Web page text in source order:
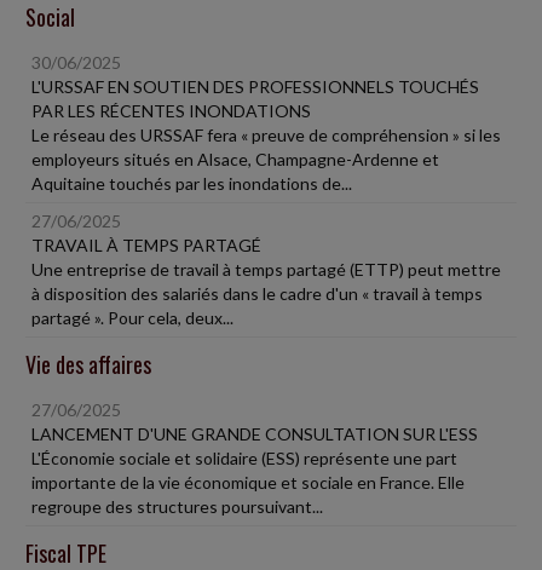
Social
30/06/2025
L'URSSAF EN SOUTIEN DES PROFESSIONNELS TOUCHÉS
PAR LES RÉCENTES INONDATIONS
Le réseau des URSSAF fera « preuve de compréhension » si les
employeurs situés en Alsace, Champagne-Ardenne et
Aquitaine touchés par les inondations de...
27/06/2025
TRAVAIL À TEMPS PARTAGÉ
Une entreprise de travail à temps partagé (ETTP) peut mettre
à disposition des salariés dans le cadre d'un « travail à temps
partagé ». Pour cela, deux...
Vie des affaires
27/06/2025
LANCEMENT D'UNE GRANDE CONSULTATION SUR L'ESS
L'Économie sociale et solidaire (ESS) représente une part
importante de la vie économique et sociale en France. Elle
regroupe des structures poursuivant...
Fiscal TPE